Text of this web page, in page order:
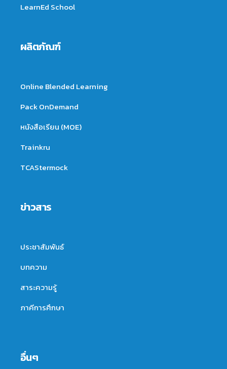
LearnEd School
ผลิตภัณฑ์
Online Blended Learning
Pack OnDemand
หนังสือเรียน (MOE)
Trainkru
TCAStermock
ข่าวสาร
ประชาสัมพันธ์
บทความ
สาระความรู้
ภาคีการศึกษา
อื่นๆ